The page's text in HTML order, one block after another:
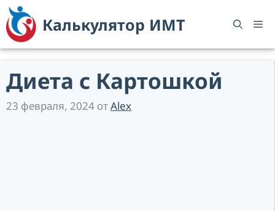
Перейти
содержимому
Калькулятор ИМТ
Диета с Картошкой
23 февраля, 2024 отAlex